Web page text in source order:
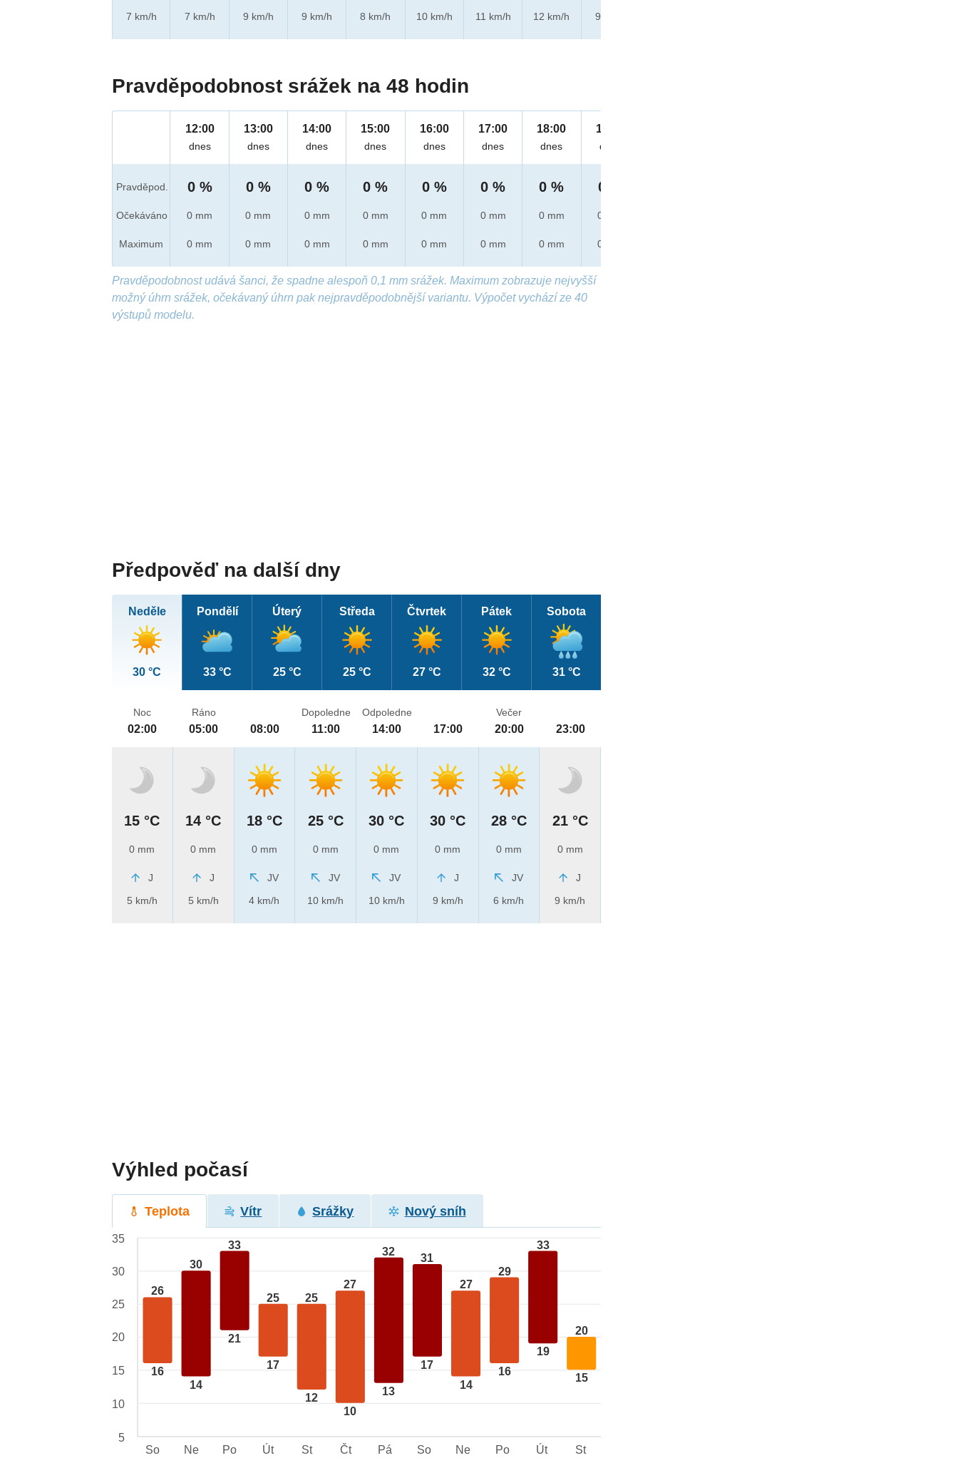
7 km/h
7 km/h
9 km/h
9 km/h
8 km/h
10 km/h
11 km/h
12 km/h
9 km/h
Pravděpodobnost srážek na 48 hodin
Pravděpod.
Očekáváno
Maximum
12:00
dnes
0 %
0 mm
0 mm
13:00
dnes
0 %
0 mm
0 mm
14:00
dnes
0 %
0 mm
0 mm
15:00
dnes
0 %
0 mm
0 mm
16:00
dnes
0 %
0 mm
0 mm
17:00
dnes
0 %
0 mm
0 mm
18:00
dnes
0 %
0 mm
0 mm
19:00
dnes
0 %
0 mm
0 mm
Pravděpodobnost udává šanci, že spadne alespoň 0,1 mm srážek. Maximum zobrazuje nejvyšší
možný úhrn srážek, očekávaný úhrn pak nejpravděpodobnější variantu. Výpočet vychází ze 40
výstupů modelu.
Předpověď na další dny
Neděle
30 °C
Pondělí
33 °C
Úterý
25 °C
Středa
25 °C
Čtvrtek
27 °C
Pátek
32 °C
Sobota
31 °C
Noc
02:00
15 °C
0 mm
J
5 km/h
Ráno
05:00
14 °C
0 mm
J
5 km/h
08:00
18 °C
0 mm
JV
4 km/h
Dopoledne
11:00
25 °C
0 mm
JV
10 km/h
Odpoledne
14:00
30 °C
0 mm
JV
10 km/h
17:00
30 °C
0 mm
J
9 km/h
Večer
20:00
28 °C
0 mm
JV
6 km/h
23:00
21 °C
0 mm
J
9 km/h
Výhled počasí
Teplota Vítr Srážky Nový sníh
26
16
30
14
33
21
25
17
25
12
27
10
32
13
31
17
27
14
29
16
33
19
20
15
35
30
25
20
15
10
5
So
Ne Po Út St Čt Pá So Ne Po Út St